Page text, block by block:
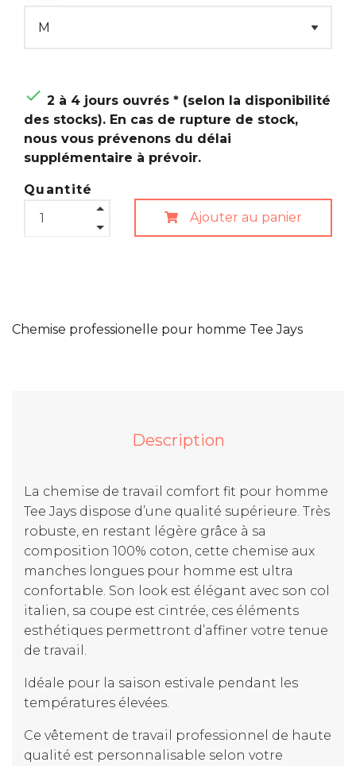
 2 à 4 jours ouvrés * (selon la disponibilité
des stocks). En cas de rupture de stock,
nous vous prévenons du délai
supplémentaire à prévoir.
Quantité
Ajouter au panier
Chemise professionelle pour homme Tee Jays
Description
La chemise de travail comfort fit pour homme
Tee Jays dispose d’une qualité supérieure. Très
robuste, en restant légère grâce à sa
composition 100% coton, cette chemise aux
manches longues pour homme est ultra
confortable. Son look est élégant avec son col
italien, sa coupe est cintrée, ces éléments
esthétiques permettront d’affiner votre tenue
de travail.
Idéale pour la saison estivale pendant les
températures élevées.
Ce vêtement de travail professionnel de haute
qualité est personnalisable selon votre